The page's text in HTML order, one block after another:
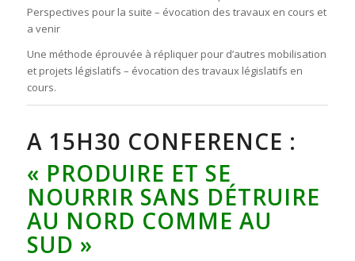
Perspectives pour la suite – évocation des travaux en cours et
a venir
Une méthode éprouvée à répliquer pour d’autres mobilisation
et projets législatifs – évocation des travaux législatifs en
cours.
A 15H30 CONFERENCE :
« PRODUIRE ET SE
NOURRIR SANS DÉTRUIRE
AU NORD COMME AU
SUD »